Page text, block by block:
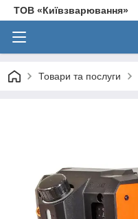
ТОВ «Київзварювання»
Товари та послуги